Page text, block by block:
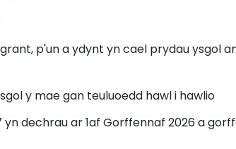
p'un a ydynt yn cael prydau ysgol
y mae gan teuluoedd hawl i hawlio
dechrau ar 1af Gorffennaf 2026 a